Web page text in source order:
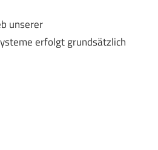
unserer
erfolgt grundsätzlich